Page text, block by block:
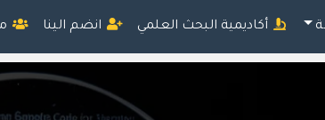
أكاديمية البحث العلمي انضم الينا